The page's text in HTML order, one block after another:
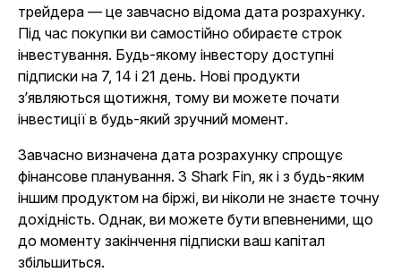
трейдера — це завчасно відома дата розрахунку.
Під час покупки ви самостійно обираєте строк
інвестування. Будь-якому інвестору доступні
підписки на 7, 14 і 21 день. Нові продукти
зʼявляються щотижня, тому ви можете почати
інвестиції в будь-який зручний момент.
Завчасно визначена дата розрахунку спрощує
фінансове планування. З Shark Fin, як і з будь-яким
іншим продуктом на біржі, ви ніколи не знаєте точну
дохідність. Однак, ви можете бути впевненими, що
до моменту закінчення підписки ваш капітал
збільшиться.